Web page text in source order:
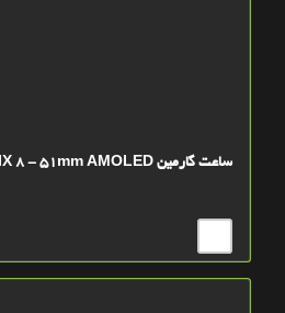
ساعت گارمین FENIX 8 - 51mm AMOLED سافایر بند چرم